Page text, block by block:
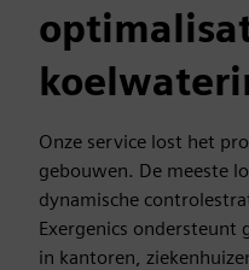
Onze service lost het
gebouwen. De meeste
dynamische
Exergenics ondersteunt
in kantoren,